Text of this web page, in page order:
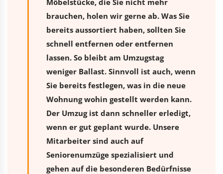
brauchen, holen wir gerne ab. Was Sie
bereits aussortiert haben, sollten Sie
schnell entfernen oder entfernen
lassen. So bleibt am Umzugstag
weniger Ballast. Sinnvoll ist auch, wenn
Sie bereits festlegen, was in die neue
Wohnung wohin gestellt werden kann.
Der Umzug ist dann schneller erledigt,
wenn er gut geplant wurde. Unsere
Mitarbeiter sind auch auf
Seniorenumzüge spezialisiert und
gehen auf die besonderen Bedürfnisse